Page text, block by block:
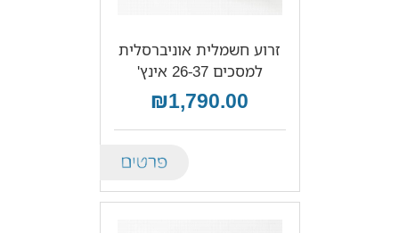
זרוע חשמלית אוניברסלית
למסכים 26-37 אינץ'
₪1,790.00